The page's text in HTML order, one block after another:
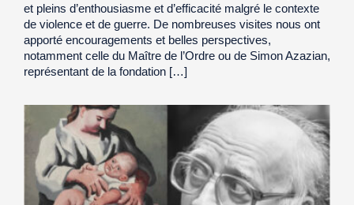
et pleins d’enthousiasme et d’efficacité malgré le contexte
de violence et de guerre. De nombreuses visites nous ont
apporté encouragements et belles perspectives,
notamment celle du Maître de l’Ordre ou de Simon Azazian,
représentant de la fondation […]